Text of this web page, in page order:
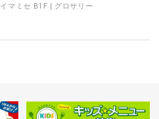
イマミセ B1F | グロサリー